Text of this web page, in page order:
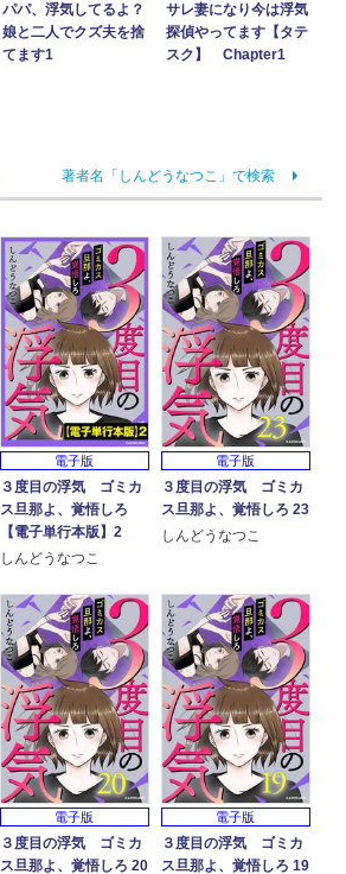
パパ、浮気してるよ？
娘と二人でクズ夫を捨
てます1
サレ妻になり今は浮気
探偵やってます【タテ
スク】 Chapter1
著者名「しんどうなつこ」で検索
電子版
３度目の浮気 ゴミカ
ス旦那よ、覚悟しろ
【電子単行本版】2
しんどうなつこ
電子版
３度目の浮気 ゴミカ
ス旦那よ、覚悟しろ 23
しんどうなつこ
電子版
３度目の浮気 ゴミカ
ス旦那よ、覚悟しろ 20
電子版
３度目の浮気 ゴミカ
ス旦那よ、覚悟しろ 19